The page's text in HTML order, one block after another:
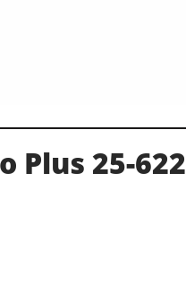
Plus 25-622